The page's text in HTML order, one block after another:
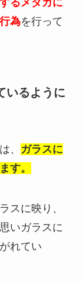
為を行って
いるように
、
ガラスに
す。
スに映り、
いガラスに
れてい